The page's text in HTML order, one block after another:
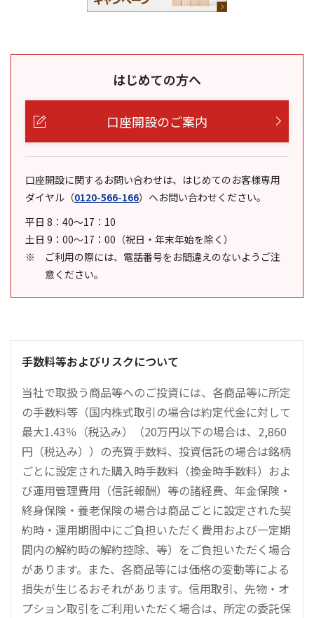
はじめての方へ
口座開設のご案内
口座開設に関するお問い合わせは、はじめてのお客様専用
ダイヤル （0120-566-166） へお問い合わせください。
平日 8：40～17：10
土日 9：00～17：00（祝日・年末年始を除く）
ご利用の際には、電話番号をお間違えのないようご注
意ください。
手数料等およびリスクについて
当社で取扱う商品等へのご投資には、各商品等に所定
の手数料等（国内株式取引の場合は約定代金に対して
最大1.43％（税込み）（20万円以下の場合は、2,860
円（税込み））の売買手数料、投資信託の場合は銘柄
ごとに設定された購入時手数料（換金時手数料）およ
び運用管理費用（信託報酬）等の諸経費、年金保険・
終身保険・養老保険の場合は商品ごとに設定された契
約時・運用期間中にご負担いただく費用および一定期
間内の解約時の解約控除、等）をご負担いただく場合
があります。また、各商品等には価格の変動等による
損失が生じるおそれがあります。信用取引、先物・オ
プション取引をご利用いただく場合は、所定の委託保